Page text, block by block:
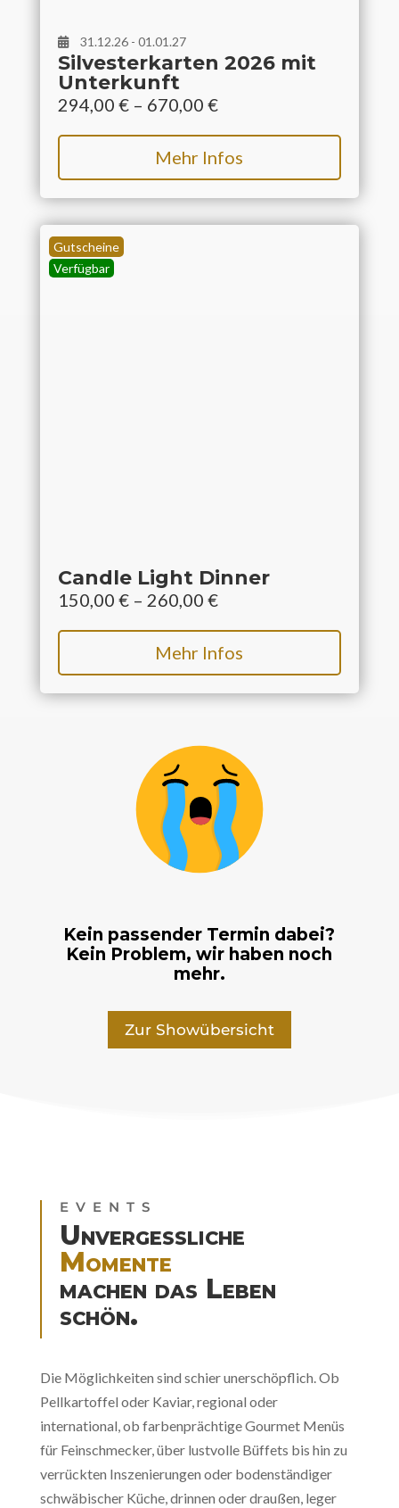
31.12.26 - 01.01.27
Silvesterkarten 2026 mit
Unterkunft
294,00 €– 670,00 €
Mehr Infos
Gutscheine
Verfügbar
Candle Light Dinner
150,00 €– 260,00 €
Mehr Infos
Kein passender Termin dabei?
Kein Problem, wir haben noch
mehr.
Zur Showübersicht
EVENTS
Unvergessliche
Momente
machen das Leben
schön.
Die Möglichkeiten sind schier unerschöpflich. Ob
Pellkartoffel oder Kaviar, regional oder
international, ob farbenprächtige Gourmet Menüs
für Feinschmecker, über lustvolle Büffets bis hin zu
verrückten Inszenierungen oder bodenständiger
schwäbischer Küche, drinnen oder draußen, leger